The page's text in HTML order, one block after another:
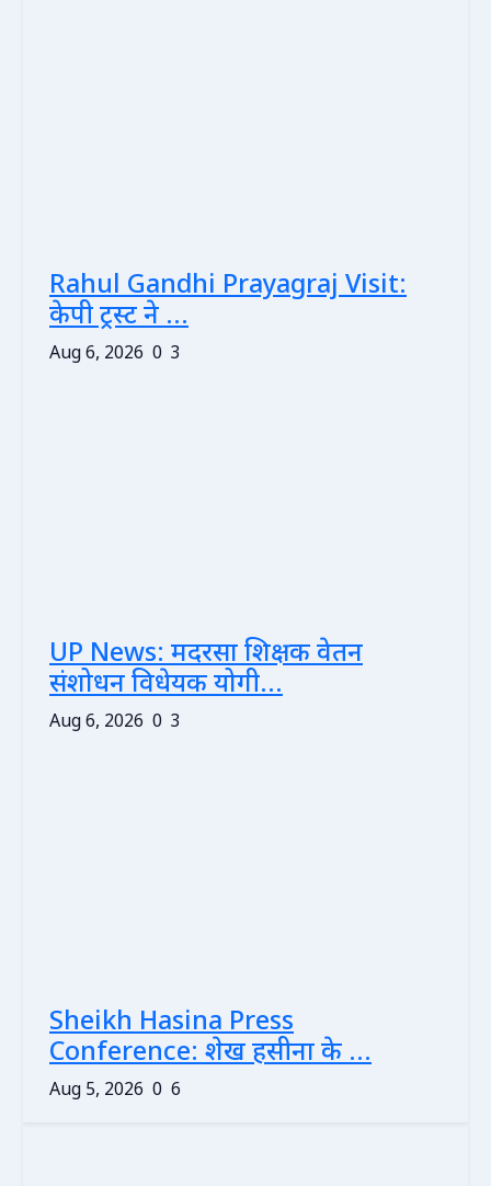
Rahul Gandhi Prayagraj Visit:
केपी ट्रस्ट ने ...
Aug 6, 2026 0 3
UP News: मदरसा शिक्षक वेतन
संशोधन विधेयक योगी...
Aug 6, 2026 0 3
Sheikh Hasina Press
Conference: शेख हसीना के ...
Aug 5, 2026 0 6